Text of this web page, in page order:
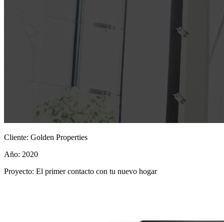
Cliente: Golden Properties
Año: 2020
Proyecto: El primer contacto con tu nuevo hogar